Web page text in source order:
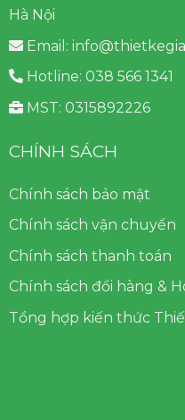
Hà Nội
Email:
Hotline: 038 566 1341
MST: 0315892226
CHÍNH SÁCH
Chính sách bảo mật
Chính sách vận chuyển
Chính sách thanh toán
Chính sách đổi hàng &
Tổng hợp kiến thức